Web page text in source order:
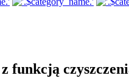
funkcją